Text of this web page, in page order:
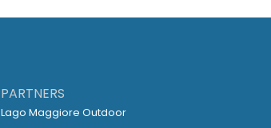
PARTNERS
Lago Maggiore Outdoor